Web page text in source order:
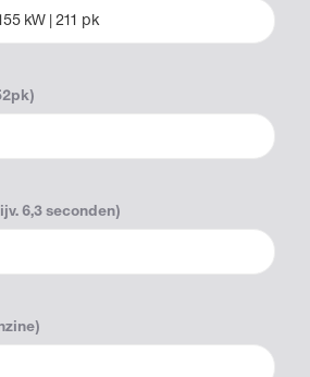
kW | 211 pk
6,3 seconden)